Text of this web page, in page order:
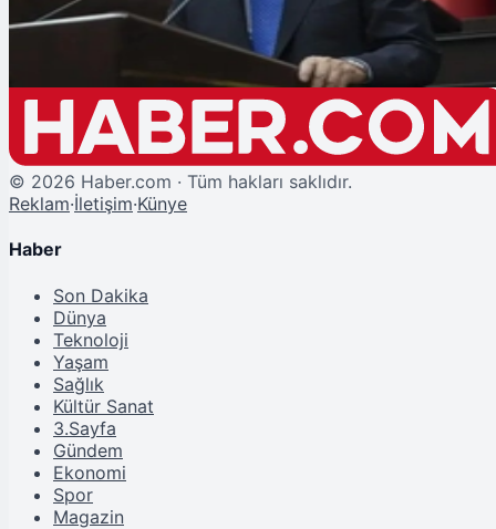
Vurgusu
© 2026 Haber.com · Tüm hakları saklıdır.
Reklam·İletişim·Künye
Haber
Son Dakika
Dünya
Teknoloji
Yaşam
Sağlık
Kültür Sanat
3.Sayfa
Gündem
Ekonomi
Spor
Magazin